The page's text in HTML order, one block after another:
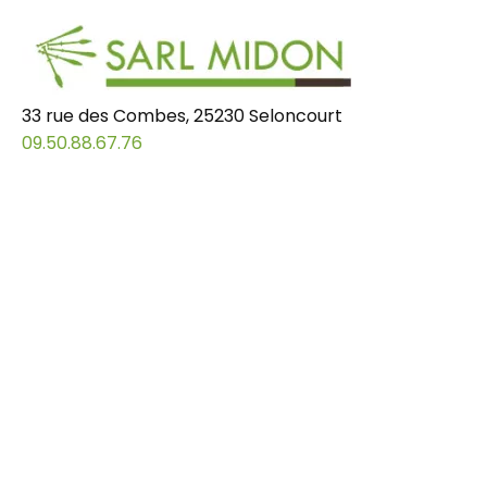
33 rue des Combes, 25230 Seloncourt
09.50.88.67.76